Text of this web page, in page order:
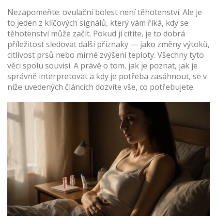
Nezapomeňte: ovulační bolest není těhotenství. Ale je
to jeden z klíčových signálů, který vám říká, kdy se
těhotenství může začít. Pokud ji cítíte, je to dobrá
příležitost sledovat další příznaky — jako změny výtoků,
citlivost prsů nebo mírné zvýšení teploty. Všechny tyto
věci spolu souvisí. A právě o tom, jak je poznat, jak je
správně interpretovat a kdy je potřeba zasáhnout, se v
níže uvedených článcích dozvíte vše, co potřebujete.